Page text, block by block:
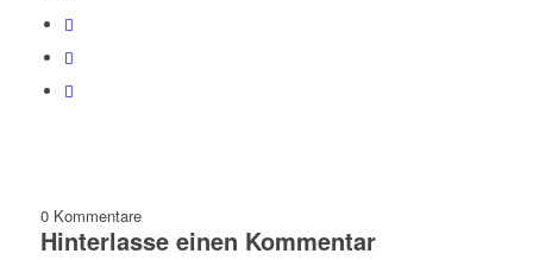
0 Kommentare
Hinterlasse einen Kommentar